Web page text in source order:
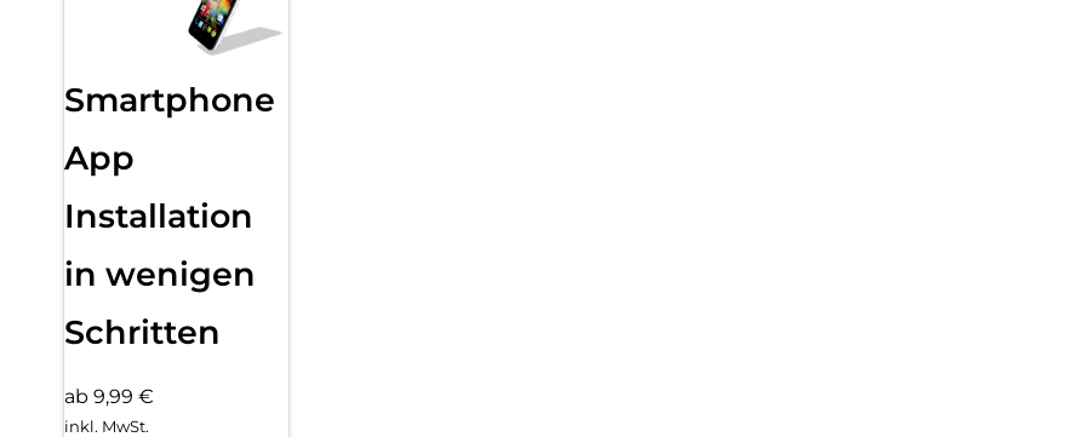
Smartphone
App
Installation
in wenigen
Schritten
ab 9,99 €
inkl. MwSt.